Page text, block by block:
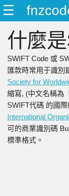
☰
什麼
SWIFT Code 或
匯款時常用于識別
Society for
縮寫, (中文名稱為
SWIFT代碼 的國
International
可的商業識別碼
標準格式。